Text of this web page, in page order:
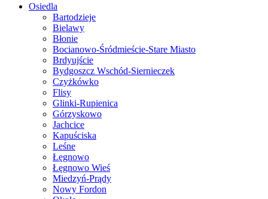
Osiedla
Bartodzieje
Bielawy
Błonie
Bocianowo-Śródmieście-Stare Miasto
Brdyujście
Bydgoszcz Wschód-Siernieczek
Czyżkówko
Flisy
Glinki-Rupienica
Górzyskowo
Jachcice
Kapuściska
Leśne
Łęgnowo
Łęgnowo Wieś
Miedzyń-Prądy
Nowy Fordon